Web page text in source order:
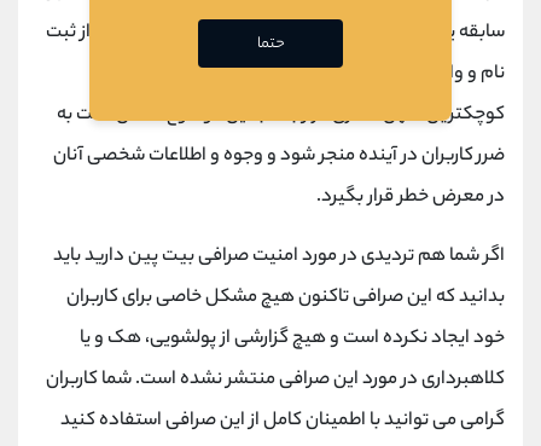
سابقه یک صرافی جزو اساسی ‌ترین مواردی است که قبل از ثبت
نام و واریز وجه در هر صرافی باید مورد بررسی قرار بگیرد.
کوچکترین سهل ‌انگاری در رابطه با این موضوع ممکن است به
ضرر کاربران در آینده منجر شود و وجوه و اطلاعات شخصی آنان
در معرض خطر قرار بگیرد.
اگر شما هم تردیدی در مورد امنیت صرافی بیت پین دارید باید
بدانید که این صرافی تاکنون هیچ مشکل خاصی برای کاربران
خود ایجاد نکرده است و هیچ گزارشی از پولشویی، هک و یا
کلاهبرداری در مورد این صرافی منتشر نشده است. شما کاربران
گرامی می توانید با اطمینان کامل از این صرافی استفاده کنید
حتما